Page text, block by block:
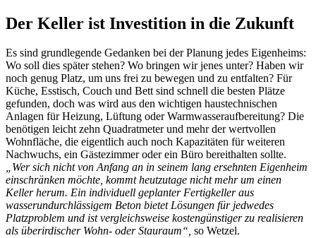
Der Keller ist Investition in die Zukunft
Es sind grundlegende Gedanken bei der Planung jedes Eigenheims:
Wo soll dies später stehen? Wo bringen wir jenes unter? Haben wir
noch genug Platz, um uns frei zu bewegen und zu entfalten? Für
Küche, Esstisch, Couch und Bett sind schnell die besten Plätze
gefunden, doch was wird aus den wichtigen haustechnischen
Anlagen für Heizung, Lüftung oder Warmwasseraufbereitung? Die
benötigen leicht zehn Quadratmeter und mehr der wertvollen
Wohnfläche, die eigentlich auch noch Kapazitäten für weiteren
Nachwuchs, ein Gästezimmer oder ein Büro bereithalten sollte.
„Wer sich nicht von Anfang an in seinem lang ersehnten Eigenheim
einschränken möchte, kommt heutzutage nicht mehr um einen
Keller herum. Ein individuell geplanter Fertigkeller aus
wasserundurchlässigem Beton bietet Lösungen für jedwedes
Platzproblem und ist vergleichsweise kostengünstiger zu realisieren
als überirdischer Wohn- oder Stauraum“, so Wetzel.